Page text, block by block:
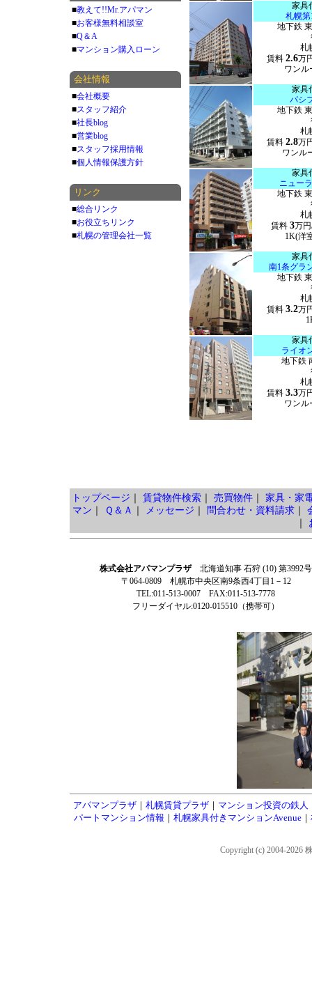
家具
札幌
地下鉄
札
賃料 2.6万
ワンル
家具
パシ
地下鉄
札
賃料 2.8万
ワンル
家具
ニュー
地下鉄
札
賃料 3万
1K(洋
家具
南1条グラ
地下鉄
札
賃料 3.2万
家具
ライオ
地下鉄
札
賃料 3.3万
ワンル
■教えて!!Mr.アパマン
■お客様無料相談室
■Q＆A
■マンション購入ローン
会社情報
■会社概要
■スタッフ紹介
■社長blog
■営業blog
■スタッフ採用情報
■個人情報保護方針
リンク
■総合リンク
■お役立ちリンク
■札幌の管理会社一覧
トップページ 賃貸物件検索｜ 売買物件｜ 家具・家
マン
Ｑ＆Ａ メッセージ 問合わせ・資料請求｜
株式会社アパマンプラザ北海道知事 石狩 (10) 第3992号
〒064-0809 札幌市中央区南9条西4丁目1－12
TEL:011-513-0007 FAX:011-513-7778
フリーダイヤル:0120-015510（携帯可）
アパマンプラザ ｜ 札幌賃貸プラザ ｜ マンション投資の鉄人
パートマンション情報 ｜ 札幌家具付きマンションAvenue｜
Copyright (c) 2004-2026